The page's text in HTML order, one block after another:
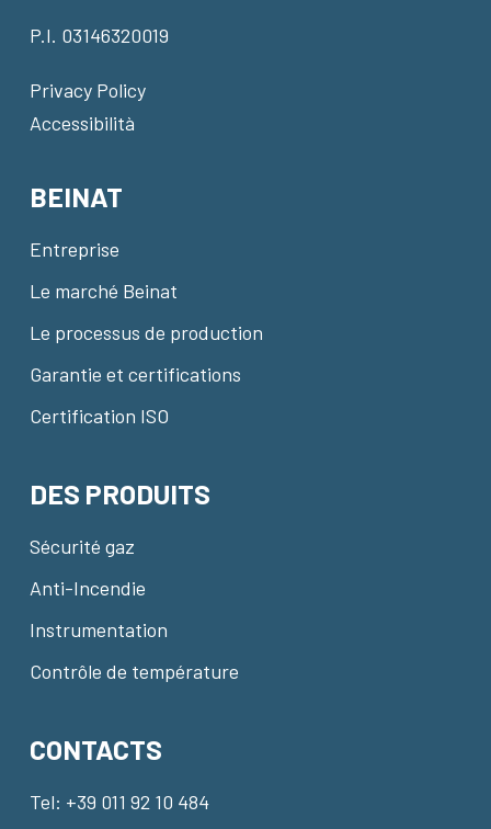
P.I. 03146320019
Privacy Policy
Accessibilità
BEINAT
Entreprise
Le marché Beinat
Le processus de production
Garantie et certifications
Certification ISO
DES PRODUITS
Sécurité gaz
Anti-Incendie
Instrumentation
Contrôle de température
CONTACTS
Tel: +39 011 92 10 484